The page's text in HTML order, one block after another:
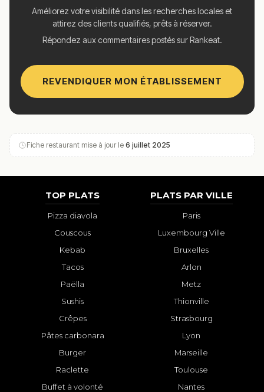
Améliorez votre visibilité dans les recherches locales et
attirez des clients qualifiés, prêts à réserver.
Répondez aux commentaires postés sur Rankeat.
REVENDIQUER MON ÉTABLISSEMENT
Fiche restaurant mise à jour le 6 juillet 2025
TOP PLATS
Pizza diavola
Couscous
Kebab
Tacos
Paëlla
Sushis
Crêpes
Pâtes carbonara
Burger
Raclette
Buffet à volonté
PLATS PAR VILLE
Paris
Luxembourg Ville
Bruxelles
Arlon
Metz
Thionville
Strasbourg
Lyon
Marseille
Toulouse
Nantes